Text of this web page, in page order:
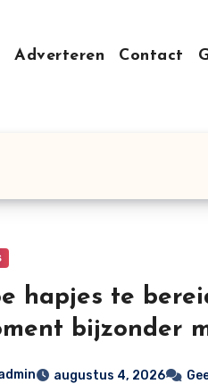
Adverteren Contact
hapjes te
bijzonder
augustus 4, 2026